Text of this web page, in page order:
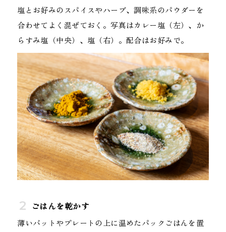
塩とお好みのスパイスやハーブ、調味系のパウダーを
合わせてよく混ぜておく。写真はカレー塩（左）、か
らすみ塩（中央）、塩（右）。配合はお好みで。
ごはんを乾かす
薄いバットやプレートの上に温めたパックごはんを置